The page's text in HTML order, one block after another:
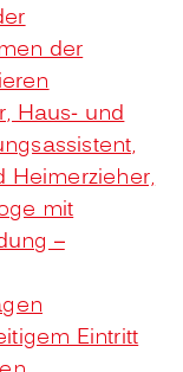
der
Haus- und
Heimerzieher,
mit
–
Eintritt